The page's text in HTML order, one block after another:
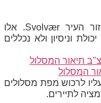
Svolvær. אלו
וניסיון ולא נכללים
תיאור המסלול
המסלול
לרכוש מפת מסלולים
לתיירים.